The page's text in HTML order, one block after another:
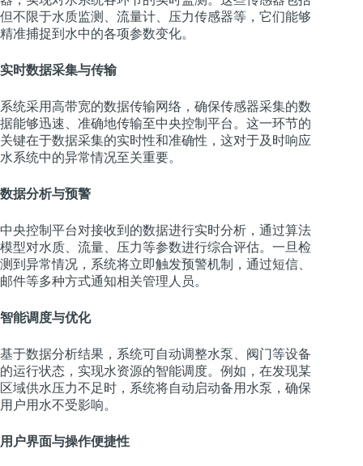
但不限于水质监测、流量计、压力传感器等，它们能够
精准捕捉到水中的各项参数变化。
实时数据采集与传输
系统采用高带宽的数据传输网络，确保传感器采集的数
据能够迅速、准确地传输至中央控制平台。这一环节的
关键在于数据采集的实时性和准确性，这对于及时响应
水系统中的异常情况至关重要。
数据分析与预警
中央控制平台对接收到的数据进行实时分析，通过算法
模型对水质、流量、压力等参数进行综合评估。一旦检
测到异常情况，系统将立即触发预警机制，通过短信、
邮件等多种方式通知相关管理人员。
智能调度与优化
基于数据分析结果，系统可自动调整水泵、阀门等设备
的运行状态，实现水资源的智能调度。例如，在发现某
区域供水压力不足时，系统将自动启动备用水泵，确保
用户用水不受影响。
用户界面与操作便捷性